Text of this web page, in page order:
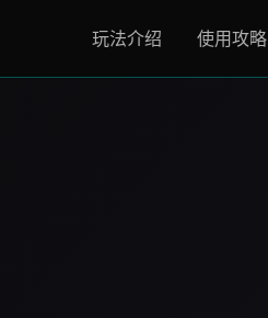
玩法介绍 使用攻略